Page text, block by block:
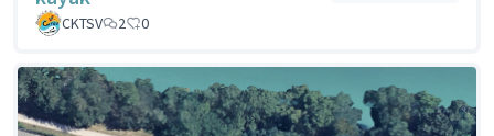
CKTSV 2 0